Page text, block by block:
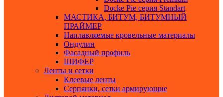
Docke Pie серия Standart
МАСТИКА, БИТУМ, БИТУМНЫЙ
ПРАЙМЕР
Наплавляемые кровельные материалы
Ондулин
Фасадный профиль
ШИФЕР
Ленты и сетки
Клеевые ленты
Серпянки, сетки армирующие